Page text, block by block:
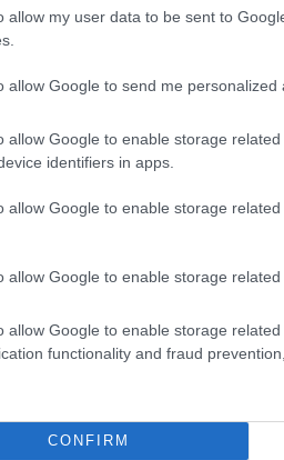
allow my user data to be sent to
allow Google to send me personalized
allow Google to enable storage
identifiers in apps.
allow Google to enable storage
allow Google to enable storage related
allow Google to enable storage
functionality and fraud
CONFIRM
otros más grandes, no
le pregunta, no imita ni
de una taza
coger juguetes, no se sube
su capacidad para
especial